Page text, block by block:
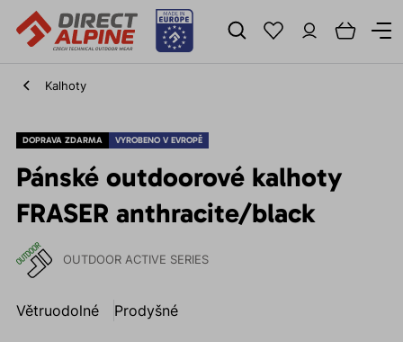
Kalhoty
DOPRAVA ZDARMA VYROBENO V EVROPĚ
Pánské outdoorové kalhoty
FRASER anthracite/black
OUTDOOR ACTIVE SERIES
Větruodolné Prodyšné